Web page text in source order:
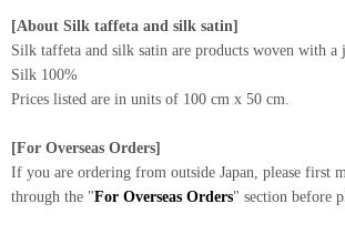
[About Silk taffeta and silk satin]
Silk taffeta and silk satin are products woven with a
Silk 100%
Prices listed are in units of 100 cm x 50 cm.
[For Overseas Orders]
If you are ordering from outside Japan, please first
through the "For Overseas Orders" section before